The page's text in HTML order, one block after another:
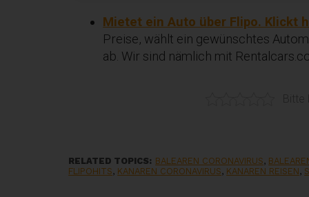
Mietet ein Auto über Flipo. Klickt
Preise, wählt ein gewünschtes
ab. Wir sind nämlich mit
RELATED TOPICS: BALEAREN CORONAVIRUS,
FLIPOHITS, KANAREN CORONAVIRUS, KANAREN REISEN,